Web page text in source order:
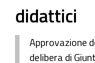
didattici
Approvazione
delibera di